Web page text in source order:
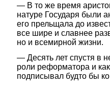
— В то же время
натуре Государя были
его прельщала до
все шире и славнее
но и всемирной жизни.
— Десять лет спустя в
роли реформатора и
подписывал будто бы